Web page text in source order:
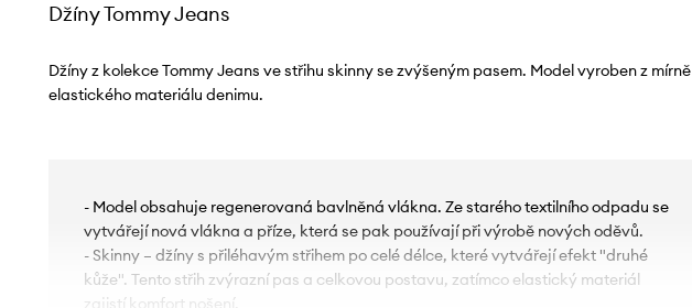
Džíny Tommy Jeans
Džíny z kolekce Tommy Jeans ve střihu skinny se zvýšeným pasem. Model vyroben z mírně
elastického materiálu denimu.
- Model obsahuje regenerovaná bavlněná vlákna. Ze starého textilního odpadu se
vytvářejí nová vlákna a příze, která se pak používají při výrobě nových oděvů.
- Skinny – džíny s přiléhavým střihem po celé délce, které vytvářejí efekt "druhé
kůže". Tento střih zvýrazní pas a celkovou postavu, zatímco elastický materiál
zajistí komfort nošení.